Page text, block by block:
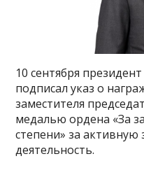
10 сентября
подписал указ о
заместителя
медалью ордена «За
степени» за
деятельность.